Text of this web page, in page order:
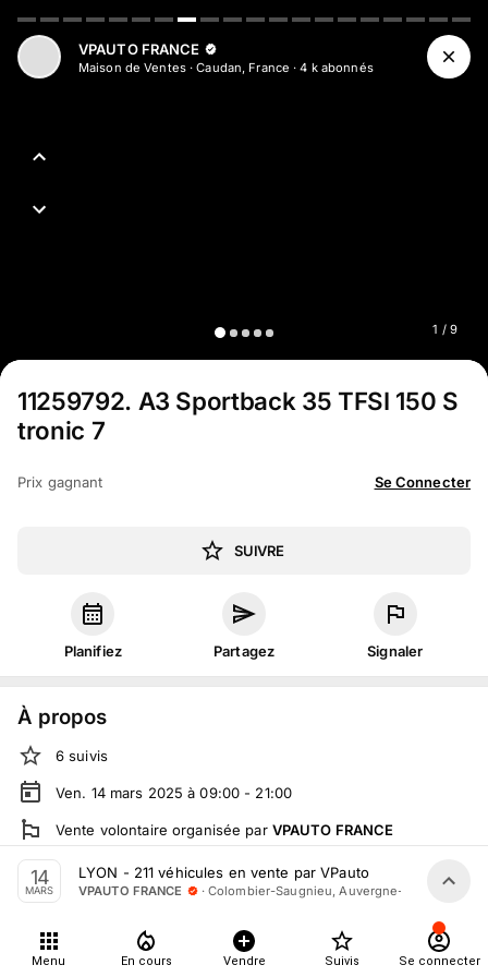
1 / 9
VPAUTO FRANCE
Maison de Ventes·Caudan, France ·4 kabonnés
11259792. A3 Sportback 35 TFSI 150 S
tronic 7
Prix gagnant Se Connecter
SUIVRE
Planifiez Partagez Signaler
À propos
6 suivis
Ven. 14 mars 2025 à 09:00 - 21:00
Vente volontaire organisée par VPAUTO FRANCE
En salle :
81 Imp. du Belvédère, 69124 Colombier-Saugnieu,
France
Tout le monde peut participer
14
MARS
LYON - 211 véhicules en vente par VPauto
VPAUTO FRANCE · Colombier-Saugnieu, Auvergne-Rhône-Alpes
Menu En cours Vendre Suivis Se connecter